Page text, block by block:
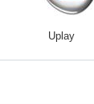
Uplay